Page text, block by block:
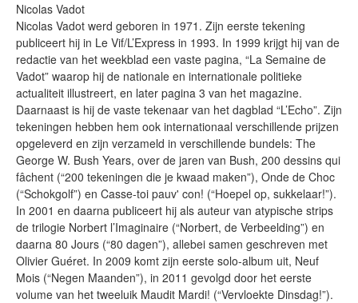
Nicolas Vadot
Nicolas Vadot werd geboren in 1971. Zijn eerste tekening
publiceert hij in Le Vif/L’Express in 1993. In 1999 krijgt hij van de
redactie van het weekblad een vaste pagina, “La Semaine de
Vadot” waarop hij de nationale en internationale politieke
actualiteit illustreert, en later pagina 3 van het magazine.
Daarnaast is hij de vaste tekenaar van het dagblad “L’Echo”. Zijn
tekeningen hebben hem ook internationaal verschillende prijzen
opgeleverd en zijn verzameld in verschillende bundels: The
George W. Bush Years, over de jaren van Bush, 200 dessins qui
fâchent (“200 tekeningen die je kwaad maken”), Onde de Choc
(“Schokgolf”) en Casse-toi pauv' con! (“Hoepel op, sukkelaar!”).
In 2001 en daarna publiceert hij als auteur van atypische strips
de trilogie Norbert l’Imaginaire (“Norbert, de Verbeelding”) en
daarna 80 Jours (“80 dagen”), allebei samen geschreven met
Olivier Guéret. In 2009 komt zijn eerste solo-album uit, Neuf
Mois (“Negen Maanden”), in 2011 gevolgd door het eerste
volume van het tweeluik Maudit Mardi! (“Vervloekte Dinsdag!”).